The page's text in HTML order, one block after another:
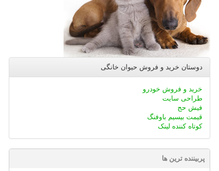
دوستان خرید و فروش حیوان خانگی
خرید و فروش خودرو
طراحی سایت
فیش حج
قیمت بیسیم باوفنگ
کوتاه کننده لینک
پربیننده ترین ها